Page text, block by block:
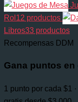
Rol 12 productos
Libros33 productos
Recompensas DDM
Gana puntos
1 punto por cada $1